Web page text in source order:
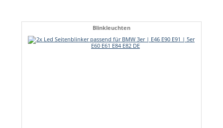
Blinkleuchten